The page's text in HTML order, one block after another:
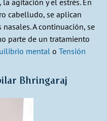
agitación y el estrés. En
cabelludo, se aplican
A continuación, se
parte de un tratamiento
mental o Tensión
Bhringaraj